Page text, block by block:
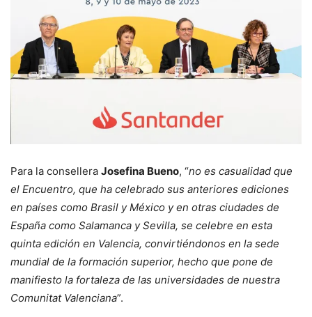
Para la consellera Josefina Bueno, “no es casualidad que
el Encuentro, que ha celebrado sus anteriores ediciones
en países como Brasil y México y en otras ciudades de
España como Salamanca y Sevilla, se celebre en esta
quinta edición en Valencia, convirtiéndonos en la sede
mundial de la formación superior, hecho que pone de
manifiesto la fortaleza de las universidades de nuestra
Comunitat Valenciana”.